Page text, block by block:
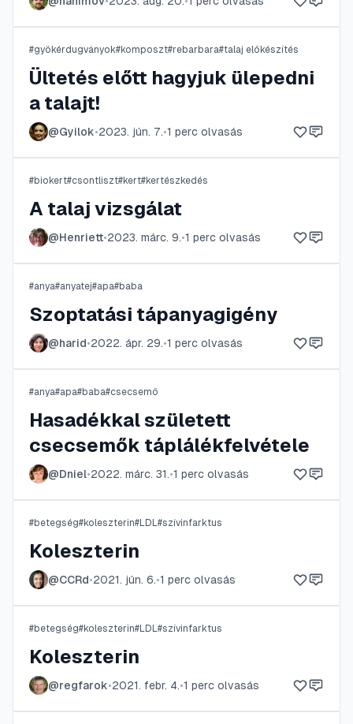
#gyökérdugványok#komposzt#rebarbara#talaj előkészítés
Ültetés előtt hagyjuk ülepedni
a talajt!
@Gyilok•2023. jún. 7.•1 perc olvasás
#biokert#csontliszt#kert#kertészkedés
A talaj vizsgálat
@Henriett•2023. márc. 9.•1 perc olvasás
#anya#anyatej#apa#baba
Szoptatási tápanyagigény
@harid•2022. ápr. 29.•1 perc olvasás
#anya#apa#baba#csecsemő
Hasadékkal született
csecsemők táplálékfelvétele
@Dniel•2022. márc. 31.•1 perc olvasás
#betegség#koleszterin#LDL#szívinfarktus
Koleszterin
@CCRd•2021. jún. 6.•1 perc olvasás
#betegség#koleszterin#LDL#szívinfarktus
Koleszterin
@regfarok•2021. febr. 4.•1 perc olvasás